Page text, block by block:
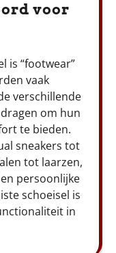
voor
is “footwear”
vaak
verschillende
om hun
te bieden.
sneakers tot
tot laarzen,
persoonlijke
schoeisel is
in